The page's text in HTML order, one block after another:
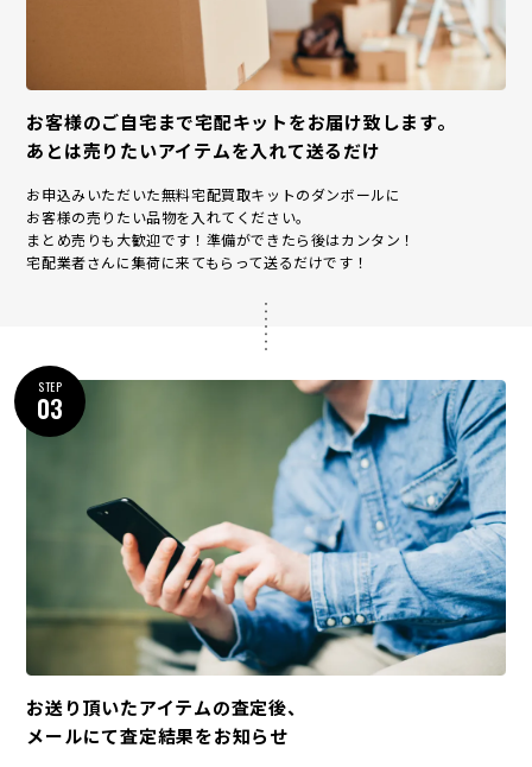
お客様のご自宅まで宅配キットをお届け致します。
あとは売りたいアイテムを入れて送るだけ
お申込みいただいた無料宅配買取キットのダンボールに
お客様の売りたい品物を入れてください。
まとめ売りも大歓迎です！準備ができたら後はカンタン！
宅配業者さんに集荷に来てもらって送るだけです！
STEP
03
お送り頂いたアイテムの査定後、
メールにて査定結果をお知らせ